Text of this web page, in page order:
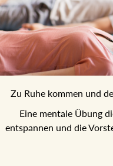
Zu Ruhe kommen und
Eine mentale Übung